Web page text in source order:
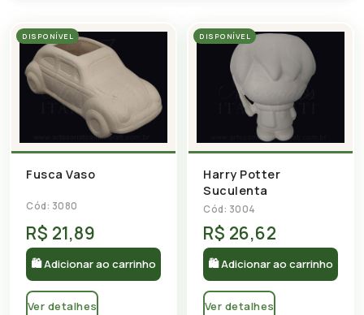
DISPONÍVEL
Fusca Vaso
Cód: 3080
R$ 21,89
🛍 Adicionar ao carrinho
Ver detalhes
DISPONÍVEL
Harry Potter
Suculenta
Cód: 3004
R$ 26,62
🛍 Adicionar ao carrinho
Ver detalhes